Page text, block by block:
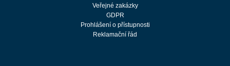
Veřejné zakázky
GDPR
Prohlášení o přístupnosti
Reklamační řád